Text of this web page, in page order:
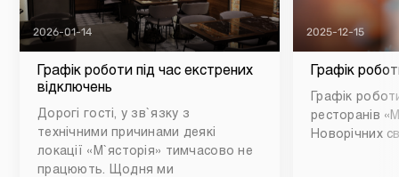
2026-01-14
Графік роботи під час екстрених
відключень
Дорогі гості, у зв`язку з
технічними причинами деякі
локації «М`ясторія» тимчасово не
працюють. Щодня ми
2025-12-15
Графік
Графік
ресторанів
Новорічних